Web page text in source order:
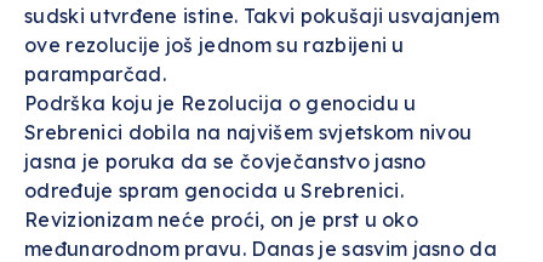
sudski utvrđene istine. Takvi pokušaji usvajanjem
ove rezolucije još jednom su razbijeni u
paramparčad.
Podrška koju je Rezolucija o genocidu u
Srebrenici dobila na najvišem svjetskom nivou
jasna je poruka da se čovječanstvo jasno
određuje spram genocida u Srebrenici.
Revizionizam neće proći, on je prst u oko
međunarodnom pravu. Danas je sasvim jasno da